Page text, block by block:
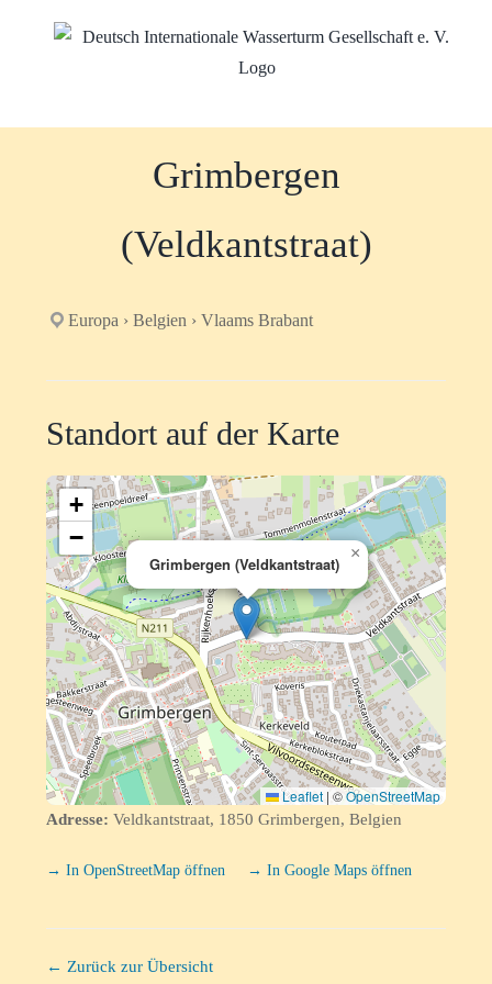
Grimbergen
(Veldkantstraat)
Europa › Belgien › Vlaams Brabant
Standort auf der Karte
Grimbergen (Veldkantstraat)
×
+
−
Leaflet | ©OpenStreetMap
Adresse: Veldkantstraat, 1850 Grimbergen, Belgien
→ In OpenStreetMap öffnen → In Google Maps öffnen
← Zurück zur Übersicht